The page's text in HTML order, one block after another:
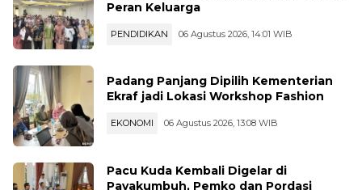
PENDIDIKAN 06 Agustus 2026, 14:01 WIB
Ekraf jadi Lokasi Workshop Fashion
EKONOMI 06 Agustus 2026, 13:08 WIB
Payakumbuh, Pemko dan Pordasi
Kebut Persiapan!